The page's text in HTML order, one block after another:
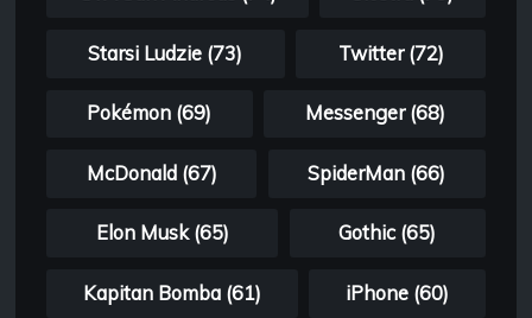
Starsi Ludzie (73) Twitter (72)
Pokémon (69) Messenger (68)
McDonald (67) SpiderMan (66)
Elon Musk (65) Gothic (65)
Kapitan Bomba (61) iPhone (60)